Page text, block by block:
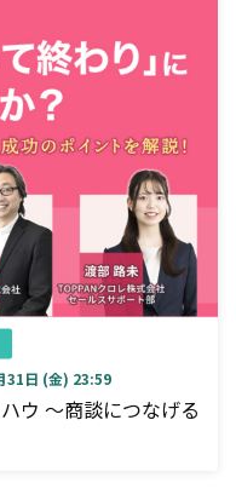
31日 (金) 23:59
ウ ～商談につなげる